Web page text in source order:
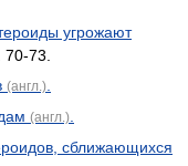
угрожают
73.
(англ.)
(англ.)
сближающихся